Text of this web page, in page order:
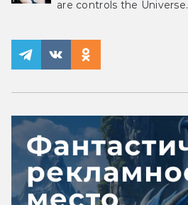
are controls the Universe.